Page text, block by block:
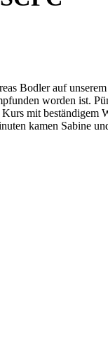
Bodler auf
worden ist.
mit beständigem
kamen Sabine